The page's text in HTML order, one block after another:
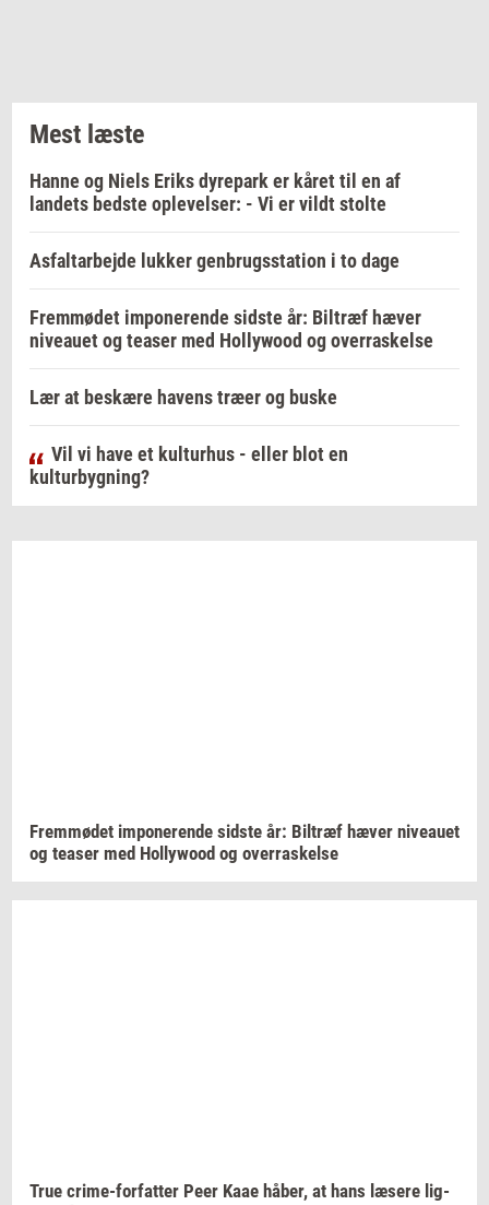
Mest læste
Hanne og Niels Eriks dyrepark er kåret til en af
landets bedste oplevelser: - Vi er vildt stolte
Asfaltarbejde lukker genbrugsstation i to dage
Fremmødet imponerende sidste år: Biltræf hæver
niveauet og teaser med Hollywood og overraskelse
Lær at beskære havens træer og buske
Vil vi have et kulturhus - eller blot en
kulturbygning?
Frem­mø­det im­po­ne­ren­de sid­ste år: Bil­træf hæver ni­veau­et
og tea­ser med Hol­lywood og over­ra­skel­se
True crime-​forfatter Peer Kaae håber, at hans læ­se­re lig­